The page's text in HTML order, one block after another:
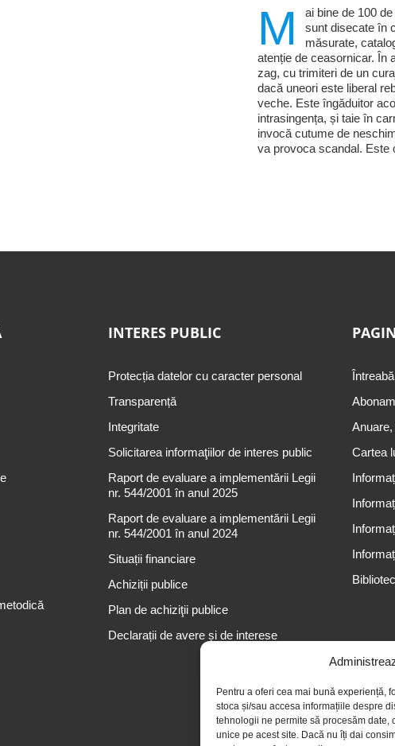
Pentru a oferi cea mai bună experiență,
stoca și/sau accesa informațiile despre
tehnologii ne permite să procesăm date,
unice pe acest site. Dacă nu îți dai
M
ai bine de 100
sunt disecate în
măsurate,
atenție de ceasornicar. În
zag, cu trimiteri de un
dacă uneori este liberal
veche. Este îngăduitor
intrasingența, și taie în
invocă cutume de
va provoca scandal. Este
INTERES PUBLIC
Protecția datelor cu caracter personal
Transparență
Integritate
Solicitarea informaţiilor de interes public
Raport de evaluare a implementării Legii
nr. 544/2001 în anul 2025
Raport de evaluare a implementării Legii
nr. 544/2001 în anul 2024
Situații financiare
Achiziții publice
Plan de achiziţii publice
Declarații de avere și de interese
Cartea